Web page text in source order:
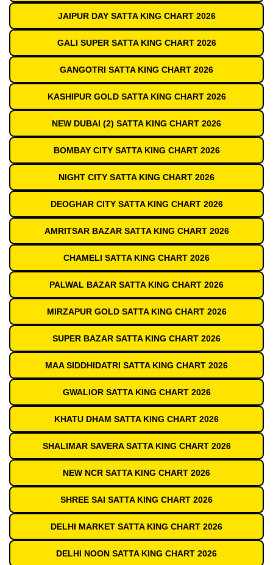
JAIPUR DAY SATTA KING CHART 2026
GALI SUPER SATTA KING CHART 2026
GANGOTRI SATTA KING CHART 2026
KASHIPUR GOLD SATTA KING CHART 2026
NEW DUBAI (2) SATTA KING CHART 2026
BOMBAY CITY SATTA KING CHART 2026
NIGHT CITY SATTA KING CHART 2026
DEOGHAR CITY SATTA KING CHART 2026
AMRITSAR BAZAR SATTA KING CHART 2026
CHAMELI SATTA KING CHART 2026
PALWAL BAZAR SATTA KING CHART 2026
MIRZAPUR GOLD SATTA KING CHART 2026
SUPER BAZAR SATTA KING CHART 2026
MAA SIDDHIDATRI SATTA KING CHART 2026
GWALIOR SATTA KING CHART 2026
KHATU DHAM SATTA KING CHART 2026
SHALIMAR SAVERA SATTA KING CHART 2026
NEW NCR SATTA KING CHART 2026
SHREE SAI SATTA KING CHART 2026
DELHI MARKET SATTA KING CHART 2026
DELHI NOON SATTA KING CHART 2026